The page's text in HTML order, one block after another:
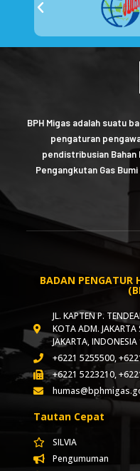
BPH Migas adalah suatu
pengaturan
pendistribusian Bahan
Pengangkutan Gas
BADAN PENGATUR
JL. KAPTEN P.
KOTA ADM. JAKARTA
JAKARTA,
+6221 5255500,
+6221 5223210,
Tautan Cepat
SILVIA
Pengumuman